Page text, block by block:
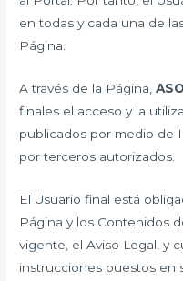
en todas y cada una de
Página.
A través de la Página,
finales el acceso y la
publicados por medio de
por terceros autorizados.
El Usuario final está
Página y los Contenidos
vigente, el Aviso Legal, y
instrucciones puestos en